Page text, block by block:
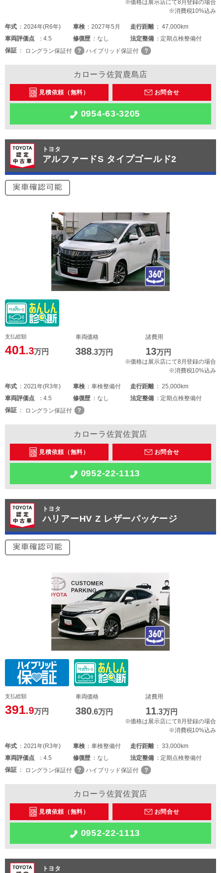
※価格は展示店にて8月登録の場合
※消費税10%込み
年式 2024年(R6年) 車検 2027年5月 走行距離
47,000km
車両評価点 4.5 修復歴 なし 法定整備
定期点検整備付
保証
ロングラン保証付 ハイブリッド保証付
カローラ佐賀鹿島店
見積依頼（無料） お問合せ
0954-63-3205
トヨタ
アルファードS タイプゴールド2
支払総額
401.3万円
車両価格
388.3万円
諸費用
13万円
※価格は展示店にて8月登録の場合
※消費税10%込み
年式 2021年(R3年) 車検 車検整備付 走行距離
25,000km
車両評価点 4.5 修復歴 なし 法定整備
定期点検整備付
保証
ロングラン保証付
カローラ佐賀佐賀店
見積依頼（無料） お問合せ
0952-22-1113
トヨタ
ハリアーHV Z レザーパッケージ
支払総額
391.9万円
車両価格
380.6万円
諸費用
11.3万円
※価格は展示店にて8月登録の場合
※消費税10%込み
年式 2021年(R3年) 車検 車検整備付 走行距離
33,000km
車両評価点 4.5 修復歴 なし 法定整備
定期点検整備付
保証
ロングラン保証付 ハイブリッド保証付
カローラ佐賀佐賀店
見積依頼（無料） お問合せ
0952-22-1113
トヨタ